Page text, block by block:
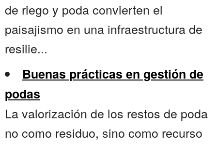
de riego y poda convierten el
paisajismo en una infraestructura de
resilie...
Buenas prácticas en gestión de
podas
La valorización de los restos de poda
no como residuo, sino como recurso